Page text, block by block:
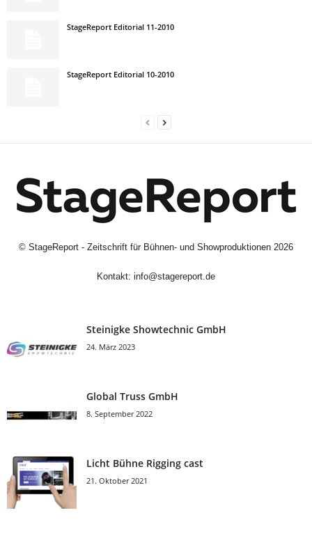
StageReport Editorial 11-2010
StageReport Editorial 10-2010
© StageReport - Zeitschrift für Bühnen- und Showproduktionen 2026
Kontakt: info@stagereport.de
Steinigke Showtechnic GmbH
24. März 2023
Global Truss GmbH
8. September 2022
Licht Bühne Rigging cast
21. Oktober 2021